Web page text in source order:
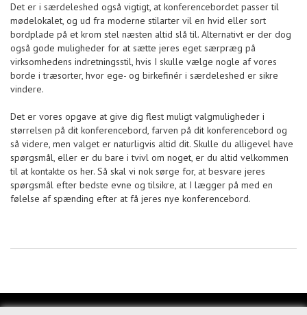
Det er i særdeleshed også vigtigt, at konferencebordet passer til
mødelokalet, og ud fra moderne stilarter vil en hvid eller sort
bordplade på et krom stel næsten altid slå til. Alternativt er der dog
også gode muligheder for at sætte jeres eget særpræg på
virksomhedens indretningsstil, hvis I skulle vælge nogle af vores
borde i træsorter, hvor ege- og birkefinér i særdeleshed er sikre
vindere.
Det er vores opgave at give dig flest muligt valgmuligheder i
størrelsen på dit konferencebord, farven på dit konferencebord og
så videre, men valget er naturligvis altid dit. Skulle du alligevel have
spørgsmål, eller er du bare i tvivl om noget, er du altid velkommen
til at kontakte os her. Så skal vi nok sørge for, at besvare jeres
spørgsmål efter bedste evne og tilsikre, at I lægger på med en
følelse af spænding efter at få jeres nye konferencebord.